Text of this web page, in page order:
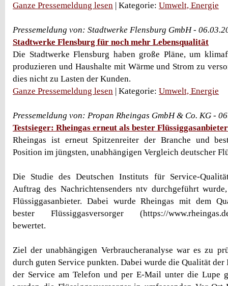
Ganze Pressemeldung lesen | Kategorie: Umwelt, Energie
Pressemeldung von: Stadtwerke Flensburg GmbH -
Stadtwerke Flensburg für noch mehr Lebensqualität
Die Stadtwerke Flensburg haben große Pläne, um
produzieren und Haushalte mit Wärme und Strom zu
dies nicht zu Lasten der Kunden.
Ganze Pressemeldung lesen | Kategorie: Umwelt, Energie
Pressemeldung von: Propan Rheingas GmbH & Co. KG -
Testsieger: Rheingas erneut als bester
Rheingas ist erneut Spitzenreiter der Branche und
Position im jüngsten, unabhängigen Vergleich deutscher
Die Studie des Deutschen Instituts für Service-
Auftrag des Nachrichtensenders ntv durchgeführt
Flüssiggasanbieter. Dabei wurde Rheingas mit dem
bester Flüssiggasversorger (https://
bewertet.
Ziel der unabhängigen Verbraucheranalyse war es zu
durch guten Service punkten. Dabei wurde die Qualität
der Service am Telefon und per E-Mail unter die Lupe